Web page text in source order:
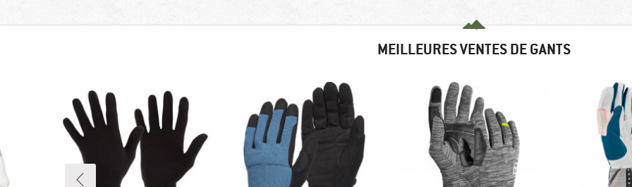
MEILLEURES VENTES DE GANTS